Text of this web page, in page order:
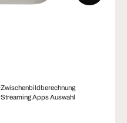
Zwischenbildberechnung
Streaming Apps Auswahl